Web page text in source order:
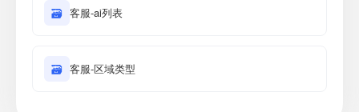
🗃 客服-ai列表
🗃 客服-区域类型